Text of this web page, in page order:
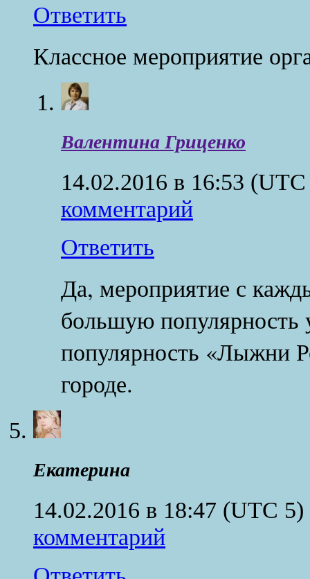
Ответить
Классное мероприятие
Валентина Гриценко
14.02.2016 в 16:53
комментарий
Ответить
Да, мероприятие с
большую
популярность «Лыжни
городе.
Екатерина
14.02.2016 в 18:47 (UTC 5)
комментарий